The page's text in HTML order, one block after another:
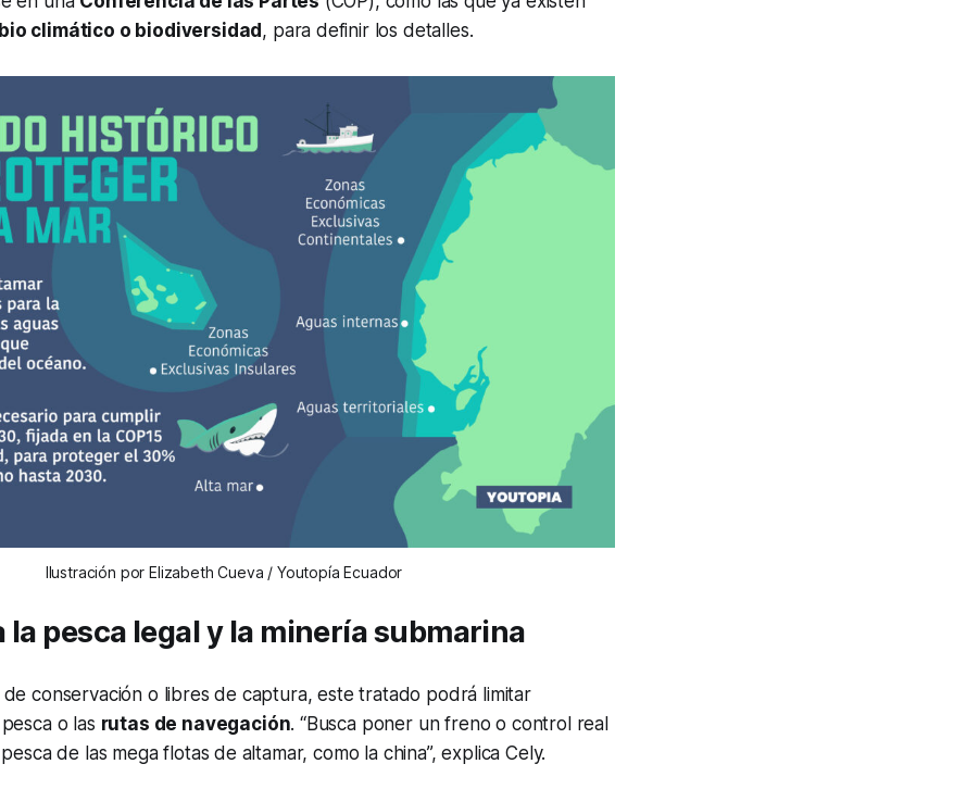
climático o biodiversidad, para definir los detalles.
Ilustración por Elizabeth Cueva / Youtopía Ecuador
la pesca legal y la minería submarina
conservación o libres de captura, este tratado podrá limitar
o las rutas de navegación. “Busca poner un freno o control real
de las mega flotas de altamar, como la china”, explica Cely.